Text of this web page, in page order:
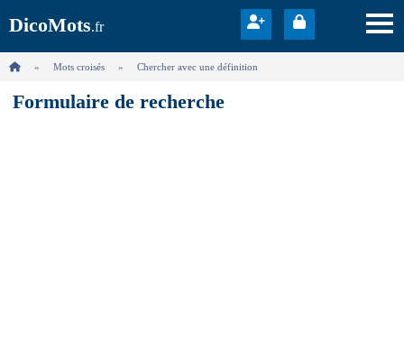
DicoMots.fr
Mots croisés Chercher avec une définition
Formulaire de recherche